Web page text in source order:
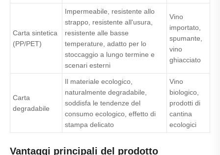
Carta sintetica
(PP/PET)
Impermeabile, resistente allo
strappo, resistente all'usura,
resistente alle basse
temperature, adatto per lo
stoccaggio a lungo termine e
scenari esterni
Vino
importato,
spumante,
vino
ghiacciato
Carta
degradabile
Il materiale ecologico,
naturalmente degradabile,
soddisfa le tendenze del
consumo ecologico, effetto di
stampa delicato
Vino
biologico,
prodotti di
cantina
ecologici
Vantaggi principali del prodotto